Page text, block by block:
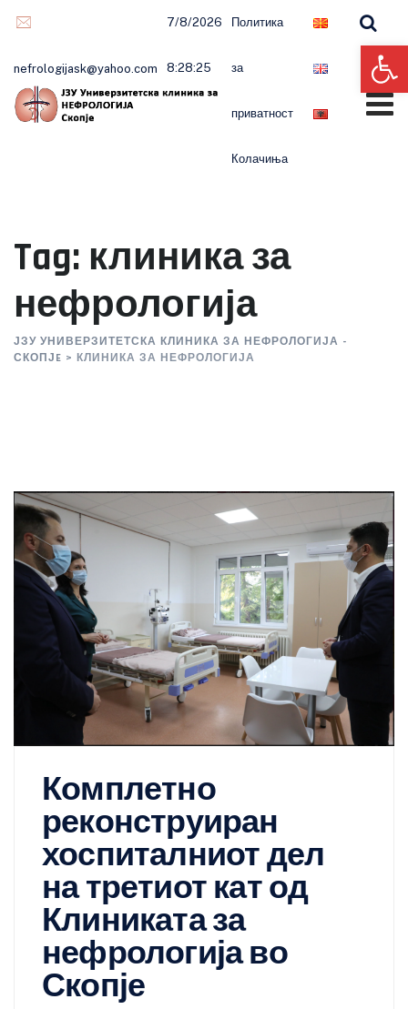
nefrologijask@yahoo.com
7/8/2026
8:28:25
Политика
за
приватност
Колачиња
Tag: клиника за
нефрологија
ЈЗУ УНИВЕРЗИТЕТСКА КЛИНИКА ЗА НЕФРОЛОГИЈА -
СКОПЈE > КЛИНИКА ЗА НЕФРОЛОГИЈА
Комплетно
реконструиран
хоспиталниот дел
на третиот кат од
Клиниката за
нефрологија во
Скопје